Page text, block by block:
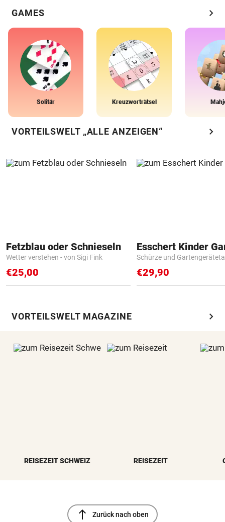
GAMES chevron_right
Solitär Kreuzworträtsel
VORTEILSWELT „ALLE ANZEIGEN“ chevron_right
Fetzblau oder Schnieseln
Wetter verstehen - von Sigi Fink
€25,00
Schürze und
€29,90
VORTEILSWELT MAGAZINE chevron_right
REISEZEIT SCHWEIZ REISEZEIT
north Zurück nach oben